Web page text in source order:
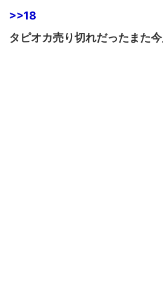
>>18
タピオカ売り切れだったまた